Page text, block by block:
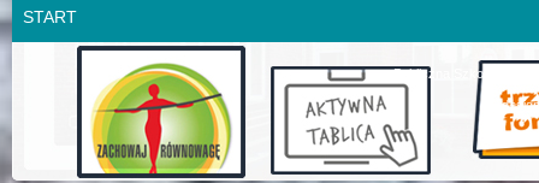
START
Publiczna Szkoła